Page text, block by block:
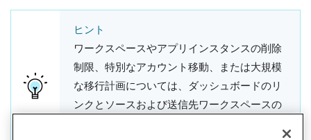
ヒント
ワークスペースやアプリインスタンスの削除
制限、特別なアカウント移動、または大規模
な移行計画については、ダッシュボードのリ
ンクとソースおよび送信先ワークスペースの